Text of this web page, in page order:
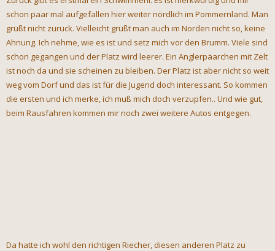
schon paar mal aufgefallen hier weiter nördlich im Pommernland. Man
grüßt nicht zurück. Vielleicht grüßt man auch im Norden nicht so, keine
Ahnung. Ich nehme, wie es ist und setz mich vor den Brumm. Viele sind
schon gegangen und der Platz wird leerer. Ein Anglerpäarchen mit Zelt
ist noch da und sie scheinen zu bleiben. Der Platz ist aber nicht so weit
weg vom Dorf und das ist für die Jugend doch interessant. So kommen
die ersten und ich merke, ich muß mich doch verzupfen.. Und wie gut,
beim Rausfahren kommen mir noch zwei weitere Autos entgegen.
Da hatte ich wohl den richtigen Riecher, diesen anderen Platz zu